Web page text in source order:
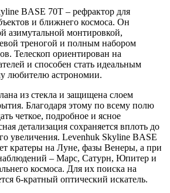
BASE 70T – рефрактор для
и ближнего космоса. Он
азимутальной монтировкой,
треногой и полным набором
Телескоп ориентирован на
и способен стать идеальным
любителю астрономии.
из стекла и защищена слоем
Благодаря этому по всему полю
четкое, подробное и ясное
детализация сохраняется вплоть до
увеличения. Levenhuk Skyline BASE
кратеры на Луне, фазы Венеры, а при
– Марс, Сатурн, Юпитер и
космоса. Для их поиска на
6-кратный оптический искатель.